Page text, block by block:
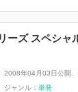
ーズ スペシャ
2008年04月03日公開
ジャンル： 単発